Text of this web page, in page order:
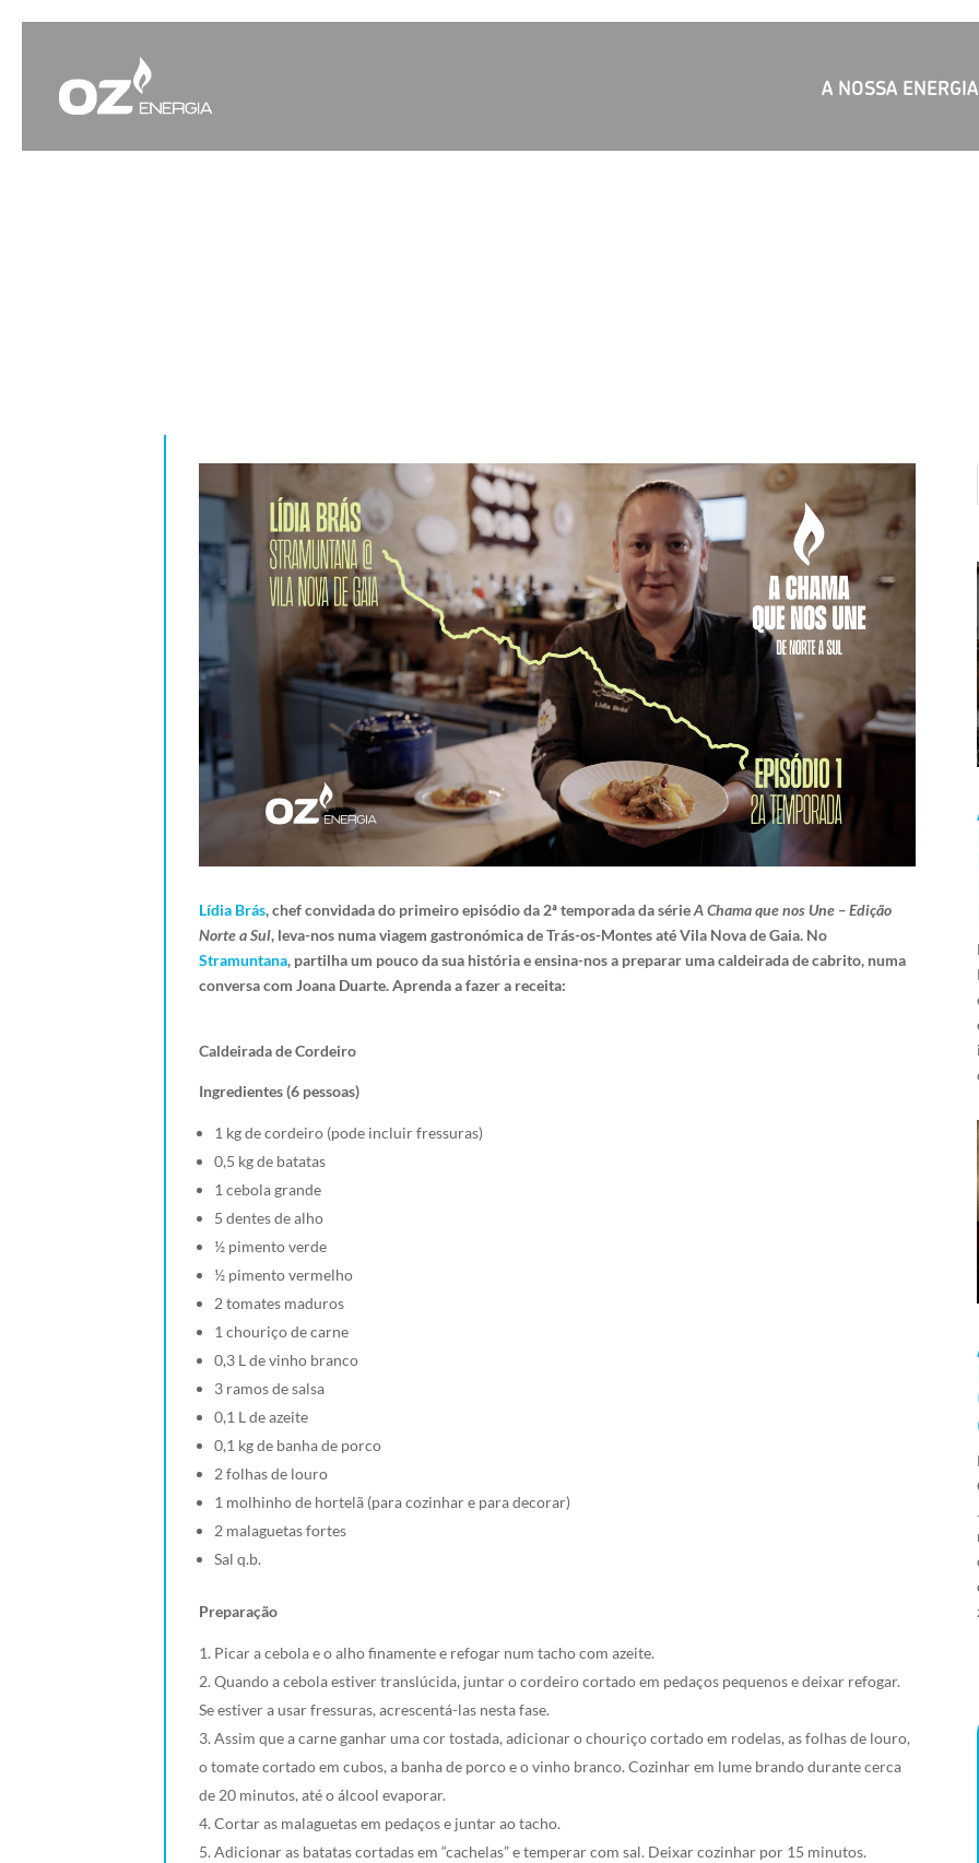
A NOSSA ENERGIA
Lídia Brás, chef convidada do primeiro episódio da 2ª temporada da sérieA Chama que nos Une – Edição
Norte a Sul, leva-nos numa viagem gastronómica de Trás-os-Montes até Vila Nova de Gaia. No
Stramuntana, partilha um pouco da sua história e ensina-nos a preparar uma caldeirada de cabrito, numa
conversa com Joana Duarte. Aprenda a fazer a receita:
Caldeirada de Cordeiro
Ingredientes (6 pessoas)
1 kg de cordeiro (pode incluir fressuras)
0,5 kg de batatas
1 cebola grande
5 dentes de alho
½ pimento verde
½ pimento vermelho
2 tomates maduros
1 chouriço de carne
0,3 L de vinho branco
3 ramos de salsa
0,1 L de azeite
0,1 kg de banha de porco
2 folhas de louro
1 molhinho de hortelã (para cozinhar e para decorar)
2 malaguetas fortes
Sal q.b.
Preparação
Picar a cebola e o alho finamente e refogar num tacho com azeite.
Quando a cebola estiver translúcida, juntar o cordeiro cortado em pedaços pequenos e deixar refogar.
Se estiver a usar fressuras, acrescentá-las nesta fase.
Assim que a carne ganhar uma cor tostada, adicionar o chouriço cortado em rodelas, as folhas de louro,
o tomate cortado em cubos, a banha de porco e o vinho branco. Cozinhar em lume brando durante cerca
de 20 minutos, até o álcool evaporar.
Cortar as malaguetas em pedaços e juntar ao tacho.
Adicionar as batatas cortadas em “cachelas” e temperar com sal. Deixar cozinhar por 15 minutos.